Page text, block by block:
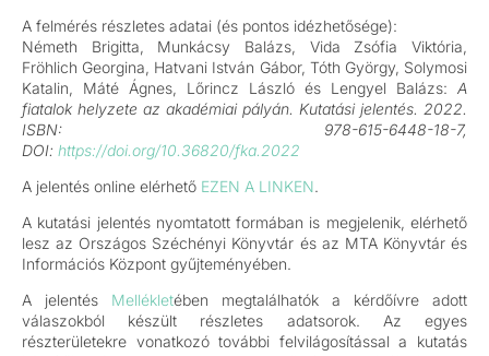
A felmérés részletes adatai (és pontos idézhetősége):
Németh Brigitta, Munkácsy Balázs, Vida Zsófia Viktória,
Fröhlich Georgina, Hatvani István Gábor, Tóth György, Solymosi
Katalin, Máté Ágnes, Lőrincz László és Lengyel Balázs: A
fiatalok helyzete az akadémiai pályán. Kutatási jelentés. 2022.
ISBN: 978-615-6448-18-7,
DOI: https://doi.org/10.36820/fka.2022
A jelentés online elérhető EZEN A LINKEN.
A kutatási jelentés nyomtatott formában is megjelenik, elérhető
lesz az Országos Széchényi Könyvtár és az MTA Könyvtár és
Információs Központ gyűjteményében.
A jelentés Mellékletében megtalálhatók a kérdőívre adott
válaszokból készült részletes adatsorok. Az egyes
részterületekre vonatkozó további felvilágosítással a kutatás